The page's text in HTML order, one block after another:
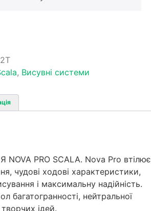
, Висувні системи
PRO SCALA. Nova Pro втілює
чудові ходові характеристики,
і максимальну надійність.
багатогранності, нейтральної
ідей.